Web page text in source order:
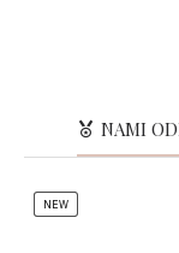
NAMI
NEW